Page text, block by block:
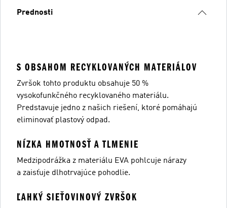
Prednosti
S OBSAHOM RECYKLOVANÝCH MATERIÁLOV
Zvršok tohto produktu obsahuje 50 %
vysokofunkčného recyklovaného materiálu.
Predstavuje jedno z našich riešení, ktoré pomáhajú
eliminovať plastový odpad.
NÍZKA HMOTNOSŤ A TLMENIE
Medzipodrážka z materiálu EVA pohlcuje nárazy
a zaisťuje dlhotrvajúce pohodlie.
ĽAHKÝ SIEŤOVINOVÝ ZVRŠOK